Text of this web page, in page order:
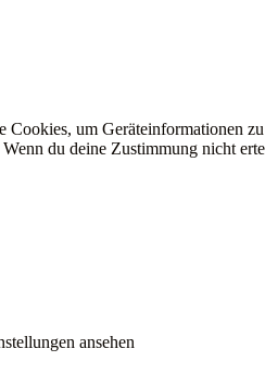
um Geräteinformationen
du deine Zustimmung nicht
ansehen